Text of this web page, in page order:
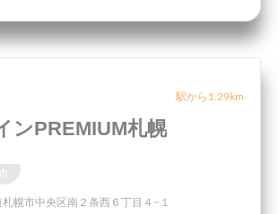
駅から1.29km
ンPREMIUM札幌
幌市中央区南２条西６丁目４−１